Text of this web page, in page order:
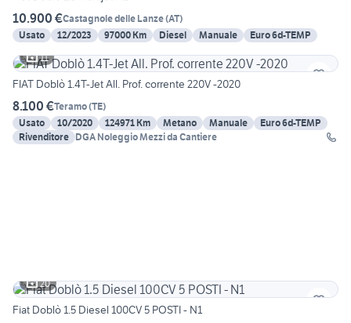
10.900 €Castagnole delle Lanze(AT)
Usato
12/2023 97000 Km Diesel Manuale
Euro 6d-TEMP
11
FIAT Doblò 1.4T-Jet All. Prof. corrente 220V -2020
8.100 €Teramo(TE)
Usato
10/2020 124971 Km Metano Manuale
Euro 6d-TEMP
Rivenditore DGA Noleggio Mezzi da Cantiere
20
Fiat Doblò 1.5 Diesel 100CV 5 POSTI - N1